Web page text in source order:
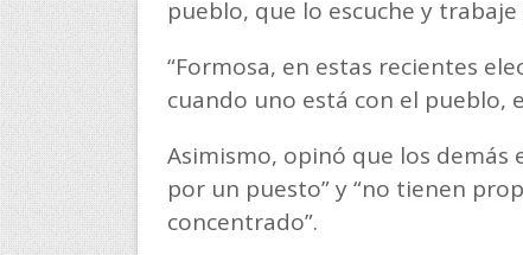
pueblo, que lo escuche y trabaje
“Formosa, en estas recientes
cuando uno está con el pueblo,
Asimismo, opinó que los demás
por un puesto” y “no tienen
concentrado”.